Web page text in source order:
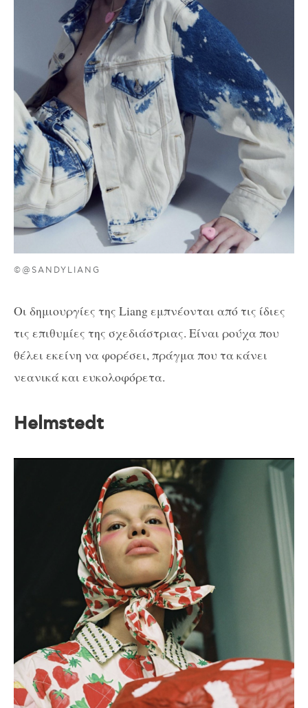
©@SANDYLIANG
Οι δημιουργίες της Liang εμπνέονται από τις ίδιες
τις επιθυμίες της σχεδιάστριας. Είναι ρούχα που
θέλει εκείνη να φορέσει, πράγμα που τα κάνει
νεανικά και ευκολοφόρετα.
Helmstedt